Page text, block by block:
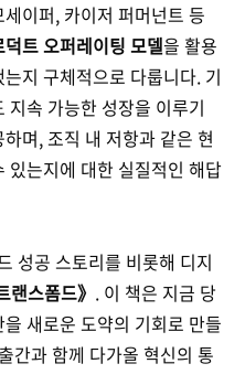
이퍼, 카이저 퍼머넌트 등
덕트 오퍼레이팅 모델을 활용
지 구체적으로 다룹니다. 기
지속 가능한 성장을 이루기
며, 조직 내 저항과 같은 현
있는지에 대한 실질적인 해답
성공 스토리를 비롯해 디지
랜스폼드》 . 이 책은 지금 당
새로운 도약의 기회로 만들
간과 함께 다가올 혁신의 통